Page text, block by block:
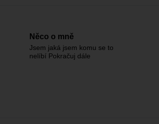
Něco o mně
Jsem jaká jsem komu se to
nelíbí Pokračuj dále